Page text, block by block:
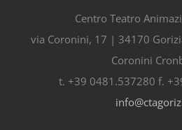
Centro Teatro
via Coronini, 17 | 34170
Coronini
t. +39 0481.537280 f.